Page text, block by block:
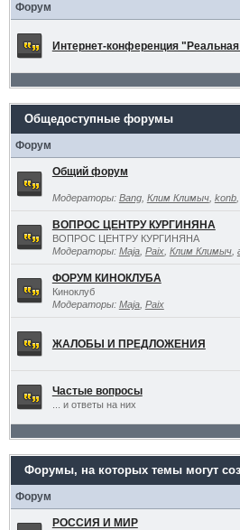
Форум
Интернет-конференция
Общедоступные форумы
Форум
Общий форум
Модераторы: Bang, Клим Климыч, konb,
ВОПРОС ЦЕНТРУ КУРГИНЯНА
ВОПРОС ЦЕНТРУ КУРГИНЯНА
Модераторы: Maja, Paix, Клим Климыч,
ФОРУМ КИНОКЛУБА
Киноклуб
Модераторы: Maja, Paix
ЖАЛОБЫ И ПРЕДЛОЖЕНИЯ
Частые вопросы
... и ответы на них
Форумы, на которых темы могут
Форум
РОССИЯ И МИР